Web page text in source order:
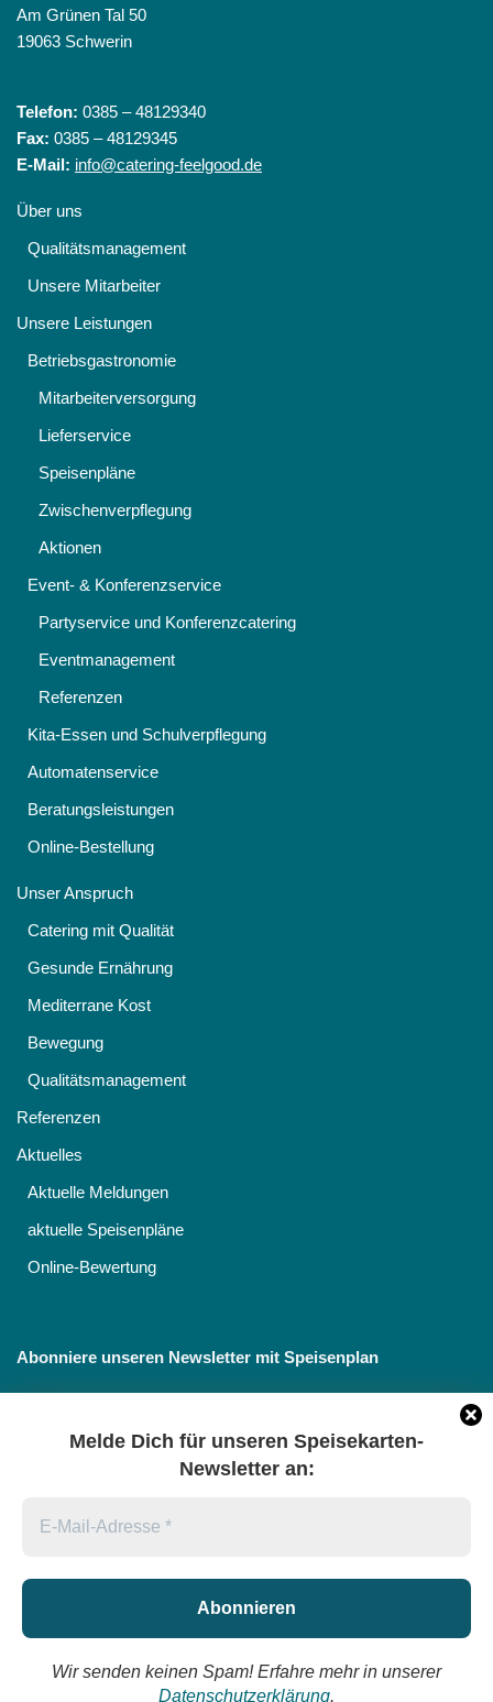
Melde Dich für unseren Speisekarten-
Newsletter an:
Wir senden keinen Spam! Erfahre mehr in unserer
Datenschutzerklärung.
Am Grünen Tal 50
19063 Schwerin
Telefon: 0385 – 48129340
Fax: 0385 – 48129345
E-Mail: info@catering-feelgood.de
Über uns
Qualitätsmanagement
Unsere Mitarbeiter
Unsere Leistungen
Betriebsgastronomie
Mitarbeiterversorgung
Lieferservice
Speisenpläne
Zwischenverpflegung
Aktionen
Event- & Konferenzservice
Partyservice und Konferenzcatering
Eventmanagement
Referenzen
Kita-Essen und Schulverpflegung
Automatenservice
Beratungsleistungen
Online-Bestellung
Unser Anspruch
Catering mit Qualität
Gesunde Ernährung
Mediterrane Kost
Bewegung
Qualitätsmanagement
Referenzen
Aktuelles
Aktuelle Meldungen
aktuelle Speisenpläne
Online-Bewertung
Abonniere unseren Newsletter mit Speisenplan
Ich stimme der Verarbeitung meiner Daten gemäß
© 2026 Catering feelgood GmbH & Co. KG in Schwerin |